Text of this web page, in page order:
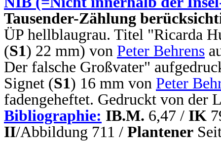
Tausender-Zählung
ÜP hellblaugrau. Titel "Ricarda
(S1) 22 mm) von Peter Behrens
Der falsche Großvater"
Signet (S1) 16 mm von Peter
fadengeheftet. Gedruckt von der
Bibliographie: IB.M. 6,47 / IK
II/Abbildung 711 / Plantener